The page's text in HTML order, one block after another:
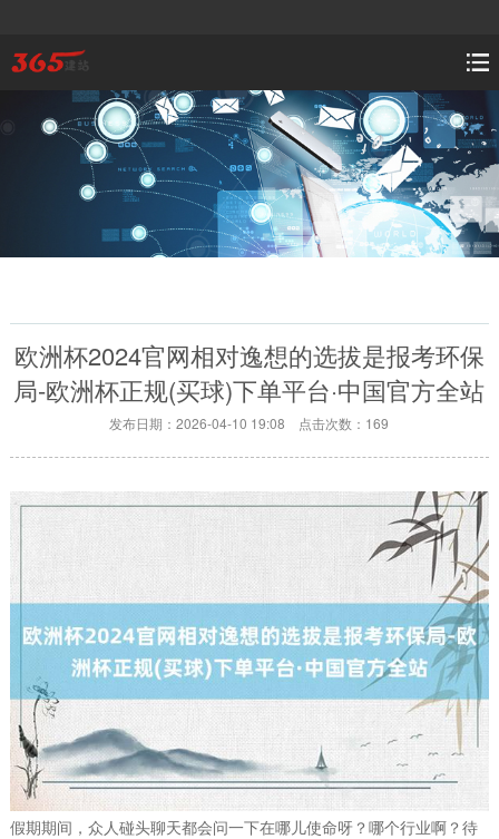
欧洲杯2024官网相对逸想的选拔是报考环保
局-欧洲杯正规(买球)下单平台·中国官方全站
发布日期：2026-04-10 19:08 点击次数：169
假期期间，众人碰头聊天都会问一下在哪儿使命呀？哪个行业啊？待